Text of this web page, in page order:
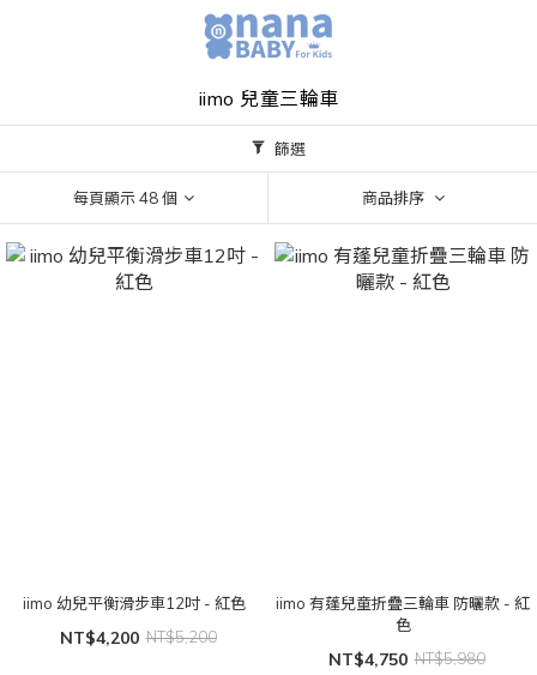
iimo 兒童三輪車
篩選
每頁顯示 48 個 商品排序
iimo 幼兒平衡滑步車12吋 - 紅色
NT$4,200 NT$5,200
iimo 有蓬兒童折疊三輪車 防曬款 - 紅
色
NT$4,750 NT$5,980